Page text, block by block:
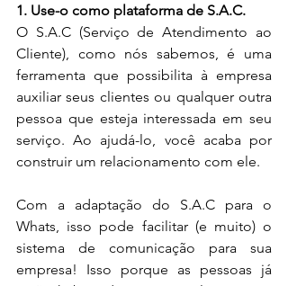
1. Use-o como plataforma de S.A.C.
O S.A.C (Serviço de Atendimento ao
Cliente), como nós sabemos, é uma
ferramenta que possibilita à empresa
auxiliar seus clientes ou qualquer outra
pessoa que esteja interessada em seu
serviço. Ao ajudá-lo, você acaba por
construir um relacionamento com ele.
Com a adaptação do S.A.C para o
Whats, isso pode facilitar (e muito) o
sistema de comunicação para sua
empresa! Isso porque as pessoas já